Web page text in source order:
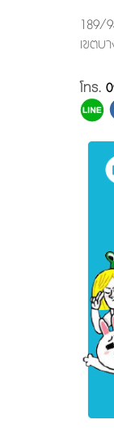
189/
เขตบ
โทร.